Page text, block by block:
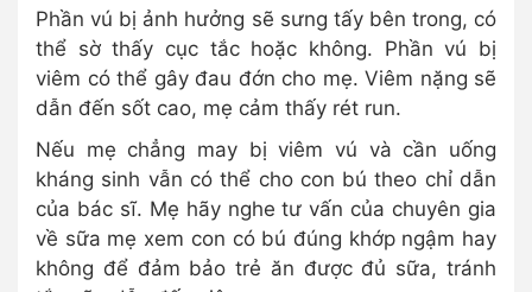
Phần vú bị ảnh hưởng sẽ sưng tấy bên trong, có
thể sờ thấy cục tắc hoặc không. Phần vú bị
viêm có thể gây đau đớn cho mẹ. Viêm nặng sẽ
dẫn đến sốt cao, mẹ cảm thấy rét run.
Nếu mẹ chẳng may bị viêm vú và cần uống
kháng sinh vẫn có thể cho con bú theo chỉ dẫn
của bác sĩ. Mẹ hãy nghe tư vấn của chuyên gia
về sữa mẹ xem con có bú đúng khớp ngậm hay
không để đảm bảo trẻ ăn được đủ sữa, tránh